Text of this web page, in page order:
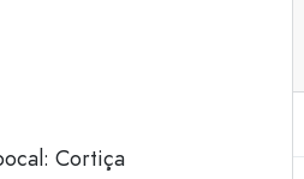
Estal
de pulverização